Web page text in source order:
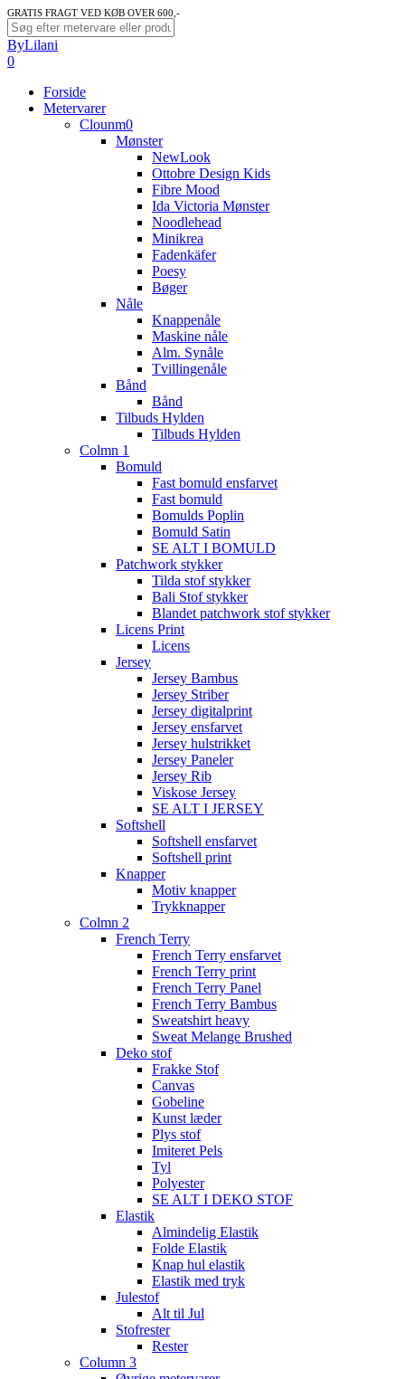
Skip
to
main
content
GRATIS FRAGT VED KØB OVER 600,-
Close
Search
ByLilani
search
account
0
Forside
Metervarer
Clounm0
Mønster
NewLook
Ottobre Design Kids
Fibre Mood
Ida Victoria Mønster
Noodlehead
Minikrea
Fadenkäfer
Poesy
Bøger
Nåle
Knappenåle
Maskine nåle
Alm. Synåle
Tvillingenåle
Bånd
Bånd
Tilbuds Hylden
Tilbuds Hylden
Colmn 1
Bomuld
Fast bomuld ensfarvet
Fast bomuld
Bomulds Poplin
Bomuld Satin
SE ALT I BOMULD
Patchwork stykker
Tilda stof stykker
Bali Stof stykker
Blandet patchwork stof stykker
Licens Print
Licens
Jersey
Jersey Bambus
Jersey Striber
Jersey digitalprint
Jersey ensfarvet
Jersey hulstrikket
Jersey Paneler
Jersey Rib
Viskose Jersey
SE ALT I JERSEY
Softshell
Softshell ensfarvet
Softshell print
Knapper
Motiv knapper
Trykknapper
Colmn 2
French Terry
French Terry ensfarvet
French Terry print
French Terry Panel
French Terry Bambus
Sweatshirt heavy
Sweat Melange Brushed
Deko stof
Frakke Stof
Canvas
Gobeline
Kunst læder
Plys stof
Imiteret Pels
Tyl
Polyester
SE ALT I DEKO STOF
Elastik
Almindelig Elastik
Folde Elastik
Knap hul elastik
Elastik med tryk
Julestof
Alt til Jul
Stofrester
Rester
Column 3